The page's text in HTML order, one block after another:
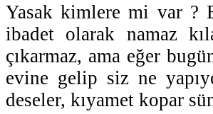
Yasak kimlere mi var ?
ibadet olarak namaz
çıkarmaz, ama eğer
evine gelip siz ne
deseler, kıyamet kopar